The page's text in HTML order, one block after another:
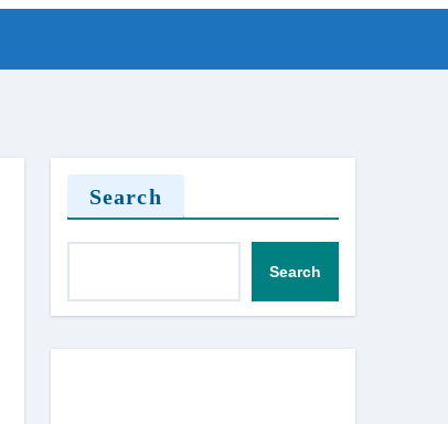
Search
Search